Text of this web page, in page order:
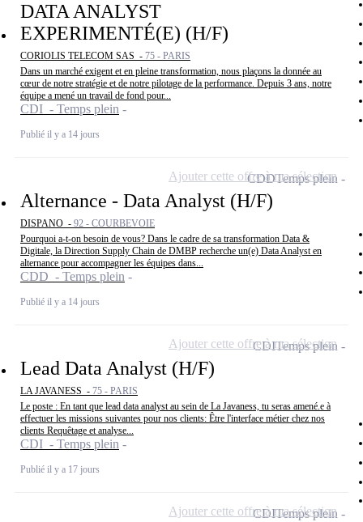
DATA ANALYST
EXPERIMENTÉ(E) (H/F)
CORIOLIS TELECOM SAS - 75 - PARIS
Dans un marché exigent et en pleine transformation, nous plaçons la donnée au
cœur de notre stratégie et de notre pilotage de la performance. Depuis 3 ans, notre
équipe a mené un travail de fond pour...
CDI - Temps plein
Publié il y a 14 jours
Alternance - Data Analyst (H/F)
DISPANO - 92 - COURBEVOIE
Pourquoi a-t-on besoin de vous? Dans le cadre de sa transformation Data &
Digitale, la Direction Supply Chain de DMBP recherche un(e) Data Analyst en
alternance pour accompagner les équipes dans...
CDD - Temps plein
Publié il y a 14 jours
CDDTemps plein
Ajouter cette offre à ma sélection
Lead Data Analyst (H/F)
LA JAVANESS - 75 - PARIS
Le poste : En tant que lead data analyst au sein de La Javaness, tu seras amené.e à
effectuer les missions suivantes pour nos clients: Être l'interface métier chez nos
clients Requêtage et analyse...
CDI - Temps plein
Publié il y a 17 jours
CDITemps plein
Ajouter cette offre à ma sélection
CDITemps plein
Ajouter cette offre à ma sélection